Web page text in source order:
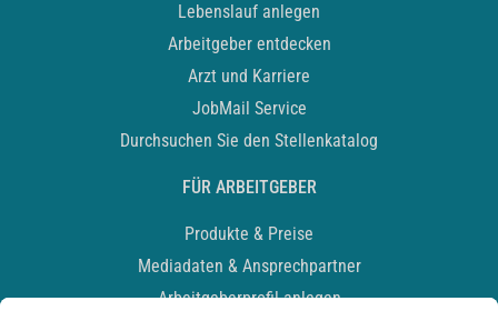
Lebenslauf anlegen
Arbeitgeber entdecken
Arzt und Karriere
JobMail Service
Durchsuchen Sie den Stellenkatalog
FÜR ARBEITGEBER
Produkte & Preise
Mediadaten & Ansprechpartner
Arbeitgeberprofil anlegen